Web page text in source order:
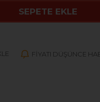
SEPETE EKLE
FIYATI DÜŞÜNCE